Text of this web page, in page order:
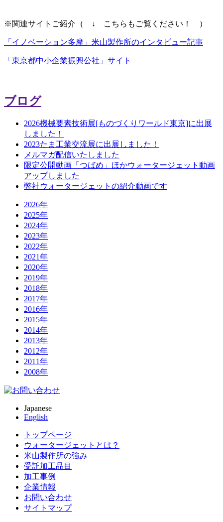
※関連サイトご紹介（ ↓ こちらもご覧ください！ ）
「イノベーション多摩」米山製作所のインタビュー記事
「東京都中小企業振興公社」サイト
ブログ
2026機械要素技術展[ものづくりワールド東京]に出展
しました！
2023たま工業交流展に出展しました！
メルマガ配信いたしました
限定公開動画「つばめ」ほかウォータージェット動画
アップしました
弊社ウォータージェットの紹介動画です
2026年
2025年
2024年
2023年
2022年
2021年
2020年
2019年
2018年
2017年
2016年
2015年
2014年
2013年
2012年
2011年
2008年
Japanese
English
トップページ
ウォータージェットとは？
米山製作所の強み
受託加工品目
加工事例
企業情報
お問い合わせ
サイトマップ